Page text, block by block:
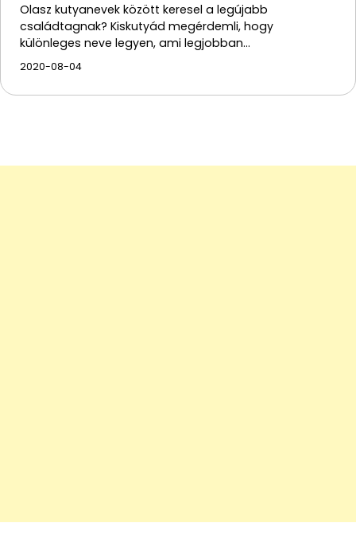
Olasz kutyanevek között keresel a legújabb
családtagnak? Kiskutyád megérdemli, hogy
különleges neve legyen, ami legjobban…
2020-08-04